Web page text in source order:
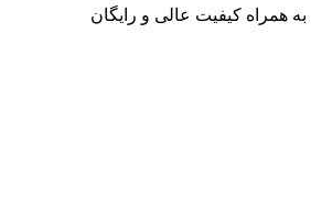
به همراه کیفیت عالی و رایگان